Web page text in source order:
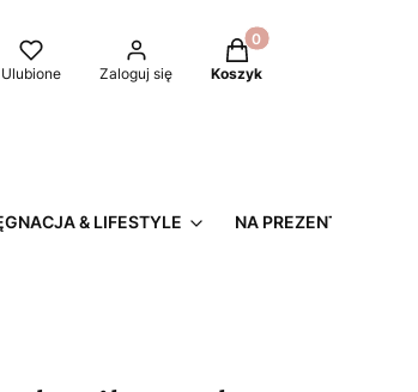
Ulubione Zaloguj się
Produkty w koszyku:
Koszyk
& LIFESTYLE NA PREZENT